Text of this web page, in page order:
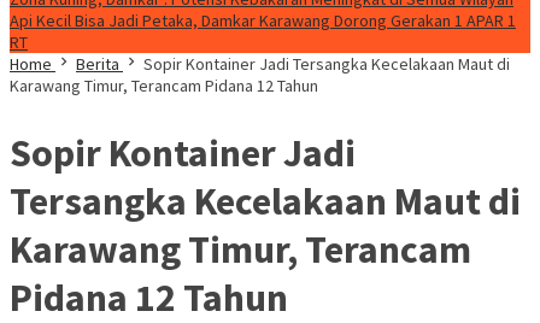
Api Kecil Bisa Jadi Petaka, Damkar Karawang Dorong Gerakan 1 APAR 1
RT
Home
Berita
Sopir Kontainer Jadi Tersangka Kecelakaan Maut di
Karawang Timur, Terancam Pidana 12 Tahun
Sopir Kontainer Jadi
Tersangka Kecelakaan Maut di
Karawang Timur, Terancam
Pidana 12 Tahun